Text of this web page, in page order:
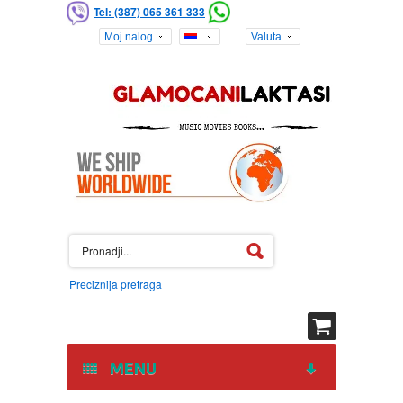
Tel: (387) 065 361 333
Moj nalog Valuta
Preciznija pretraga
MENU